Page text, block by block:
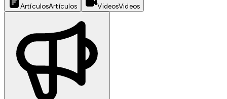
ArtículosArtículos VideosVideos